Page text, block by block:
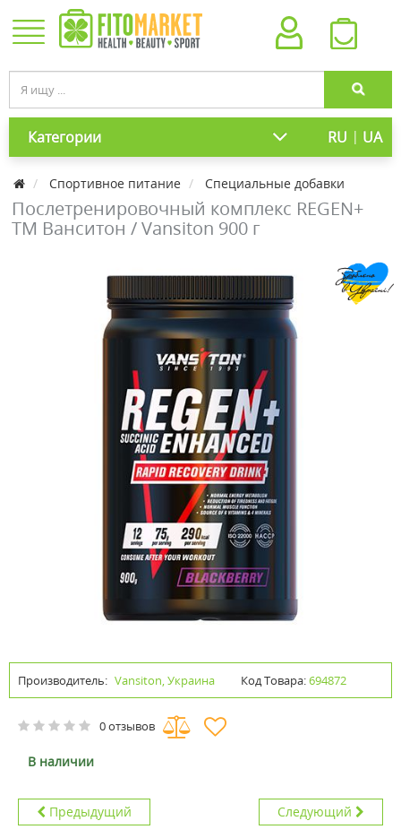
Категории RU | UA
Спортивное питание Специальные добавки
Послетренировочный комплекс REGEN+
ТМ Ванситон / Vansiton 900 г
Производитель: Vansiton, Украина Код Товара:694872
0 отзывов
В наличии
Предыдущий Следующий